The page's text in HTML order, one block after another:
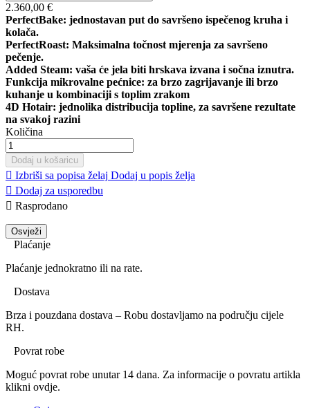
2.360,00 €
PerfectBake: jednostavan put do savršeno ispečenog kruha i
kolača.
PerfectRoast: Maksimalna točnost mjerenja za savršeno
pečenje.
Added Steam: vaša će jela biti hrskava izvana i sočna iznutra.
Funkcija mikrovalne pećnice: za brzo zagrijavanje ili brzo
kuhanje u kombinaciji s toplim zrakom
4D Hotair: jednolika distribucija topline, za savršene rezultate
na svakoj razini
Količina
Dodaj u košaricu
 Izbriši sa popisa želaj Dodaj u popis želja
 Dodaj za usporedbu
 Rasprodano
Plaćanje
Plaćanje jednokratno ili na rate.
Dostava
Brza i pouzdana dostava – Robu dostavljamo na području cijele
RH.
Povrat robe
Moguć povrat robe unutar 14 dana. Za informacije o povratu artikla
klikni ovdje.